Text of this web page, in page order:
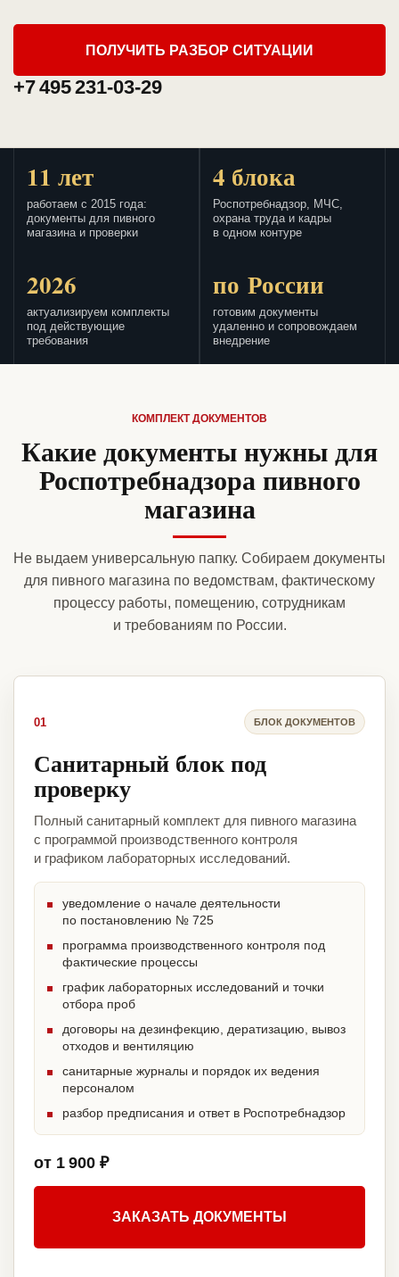
ПОЛУЧИТЬ РАЗБОР СИТУАЦИИ
+7 495 231-03-29
11 лет
работаем с 2015 года:
документы для пивного
магазина и проверки
4 блока
Роспотребнадзор, МЧС,
охрана труда и кадры
в одном контуре
2026
актуализируем комплекты
под действующие
требования
по России
готовим документы
удаленно и сопровождаем
внедрение
КОМПЛЕКТ ДОКУМЕНТОВ
Какие документы нужны для
Роспотребнадзора пивного
магазина
Не выдаем универсальную папку. Собираем документы
для пивного магазина по ведомствам, фактическому
процессу работы, помещению, сотрудникам
и требованиям по России.
01 БЛОК ДОКУМЕНТОВ
Санитарный блок под
проверку
Полный санитарный комплект для пивного магазина
с программой производственного контроля
и графиком лабораторных исследований.
уведомление о начале деятельности
по постановлению № 725
программа производственного контроля под
фактические процессы
график лабораторных исследований и точки
отбора проб
договоры на дезинфекцию, дератизацию, вывоз
отходов и вентиляцию
санитарные журналы и порядок их ведения
персоналом
разбор предписания и ответ в Роспотребнадзор
от 1 900 ₽
ЗАКАЗАТЬ ДОКУМЕНТЫ